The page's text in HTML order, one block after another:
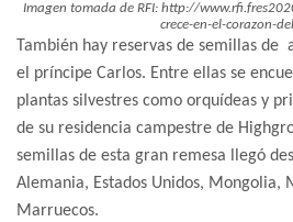
Imagen tomada de RFI: http://
crece-en-el-corazon-
También hay reservas de semillas de
el príncipe Carlos. Entre ellas se
plantas silvestres como orquídeas y
de su residencia campestre de
semillas de esta gran remesa llegó
Alemania, Estados Unidos, Mongolia,
Marruecos.